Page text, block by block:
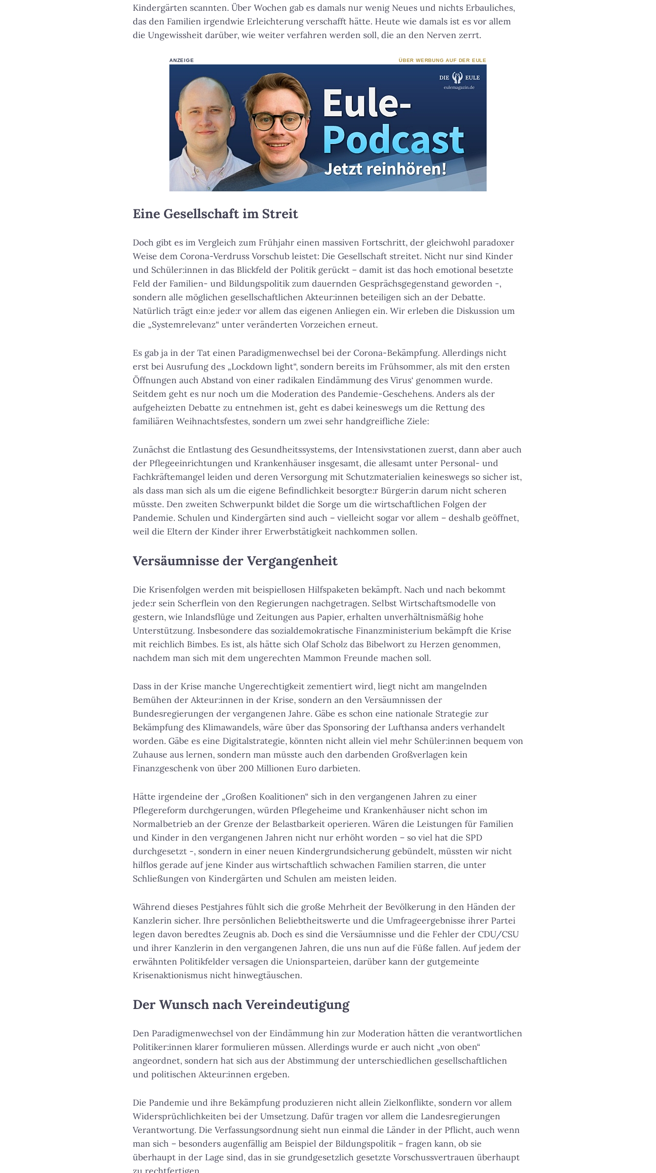
Kindergärten scannten. Über Wochen gab es damals nur wenig Neues und nichts Erbauliches,
das den Familien irgendwie Erleichterung verschafft hätte. Heute wie damals ist es vor allem
die Ungewissheit darüber, wie weiter verfahren werden soll, die an den Nerven zerrt.
ANZEIGE ÜBER WERBUNG AUF DER EULE
Eine Gesellschaft im Streit
Doch gibt es im Vergleich zum Frühjahr einen massiven Fortschritt, der gleichwohl paradoxer
Weise dem Corona-Verdruss Vorschub leistet: Die Gesellschaft streitet. Nicht nur sind Kinder
und Schüler:innen in das Blickfeld der Politik gerückt – damit ist das hoch emotional besetzte
Feld der Familien- und Bildungspolitik zum dauernden Gesprächsgegenstand geworden -,
sondern alle möglichen gesellschaftlichen Akteur:innen beteiligen sich an der Debatte.
Natürlich trägt ein:e jede:r vor allem das eigenen Anliegen ein. Wir erleben die Diskussion um
die „Systemrelevanz“ unter veränderten Vorzeichen erneut.
Es gab ja in der Tat einen Paradigmenwechsel bei der Corona-Bekämpfung. Allerdings nicht
erst bei Ausrufung des „Lockdown light“, sondern bereits im Frühsommer, als mit den ersten
Öffnungen auch Abstand von einer radikalen Eindämmung des Virus‘ genommen wurde.
Seitdem geht es nur noch um die Moderation des Pandemie-Geschehens. Anders als der
aufgeheizten Debatte zu entnehmen ist, geht es dabei keineswegs um die Rettung des
familiären Weihnachtsfestes, sondern um zwei sehr handgreifliche Ziele:
Zunächst die Entlastung des Gesundheitssystems, der Intensivstationen zuerst, dann aber auch
der Pflegeeinrichtungen und Krankenhäuser insgesamt, die allesamt unter Personal- und
Fachkräftemangel leiden und deren Versorgung mit Schutzmaterialien keineswegs so sicher ist,
als dass man sich als um die eigene Befindlichkeit besorgte:r Bürger:in darum nicht scheren
müsste. Den zweiten Schwerpunkt bildet die Sorge um die wirtschaftlichen Folgen der
Pandemie. Schulen und Kindergärten sind auch – vielleicht sogar vor allem – deshalb geöffnet,
weil die Eltern der Kinder ihrer Erwerbstätigkeit nachkommen sollen.
Versäumnisse der Vergangenheit
Die Krisenfolgen werden mit beispiellosen Hilfspaketen bekämpft. Nach und nach bekommt
jede:r sein Scherflein von den Regierungen nachgetragen. Selbst Wirtschaftsmodelle von
gestern, wie Inlandsflüge und Zeitungen aus Papier, erhalten unverhältnismäßig hohe
Unterstützung. Insbesondere das sozialdemokratische Finanzministerium bekämpft die Krise
mit reichlich Bimbes. Es ist, als hätte sich Olaf Scholz das Bibelwort zu Herzen genommen,
nachdem man sich mit dem ungerechten Mammon Freunde machen soll.
Dass in der Krise manche Ungerechtigkeit zementiert wird, liegt nicht am mangelnden
Bemühen der Akteur:innen in der Krise, sondern an den Versäumnissen der
Bundesregierungen der vergangenen Jahre. Gäbe es schon eine nationale Strategie zur
Bekämpfung des Klimawandels, wäre über das Sponsoring der Lufthansa anders verhandelt
worden. Gäbe es eine Digitalstrategie, könnten nicht allein viel mehr Schüler:innen bequem von
Zuhause aus lernen, sondern man müsste auch den darbenden Großverlagen kein
Finanzgeschenk von über 200 Millionen Euro darbieten.
Hätte irgendeine der „Großen Koalitionen“ sich in den vergangenen Jahren zu einer
Pflegereform durchgerungen, würden Pflegeheime und Krankenhäuser nicht schon im
Normalbetrieb an der Grenze der Belastbarkeit operieren. Wären die Leistungen für Familien
und Kinder in den vergangenen Jahren nicht nur erhöht worden – so viel hat die SPD
durchgesetzt -, sondern in einer neuen Kindergrundsicherung gebündelt, müssten wir nicht
hilflos gerade auf jene Kinder aus wirtschaftlich schwachen Familien starren, die unter
Schließungen von Kindergärten und Schulen am meisten leiden.
Während dieses Pestjahres fühlt sich die große Mehrheit der Bevölkerung in den Händen der
Kanzlerin sicher. Ihre persönlichen Beliebtheitswerte und die Umfrageergebnisse ihrer Partei
legen davon beredtes Zeugnis ab. Doch es sind die Versäumnisse und die Fehler der CDU/CSU
und ihrer Kanzlerin in den vergangenen Jahren, die uns nun auf die Füße fallen. Auf jedem der
erwähnten Politikfelder versagen die Unionsparteien, darüber kann der gutgemeinte
Krisenaktionismus nicht hinwegtäuschen.
Der Wunsch nach Vereindeutigung
Den Paradigmenwechsel von der Eindämmung hin zur Moderation hätten die verantwortlichen
Politiker:innen klarer formulieren müssen. Allerdings wurde er auch nicht „von oben“
angeordnet, sondern hat sich aus der Abstimmung der unterschiedlichen gesellschaftlichen
und politischen Akteur:innen ergeben.
Die Pandemie und ihre Bekämpfung produzieren nicht allein Zielkonflikte, sondern vor allem
Widersprüchlichkeiten bei der Umsetzung. Dafür tragen vor allem die Landesregierungen
Verantwortung. Die Verfassungsordnung sieht nun einmal die Länder in der Pflicht, auch wenn
man sich – besonders augenfällig am Beispiel der Bildungspolitik – fragen kann, ob sie
überhaupt in der Lage sind, das in sie grundgesetzlich gesetzte Vorschussvertrauen überhaupt
zu rechtfertigen.